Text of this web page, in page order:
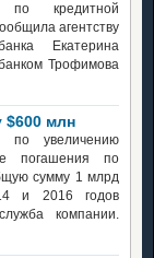
по кредитной
агентству
Екатерина
Трофимова
$600 млн
по увеличению
погашения по
сумму 1 млрд
и 2016 годов
компании.